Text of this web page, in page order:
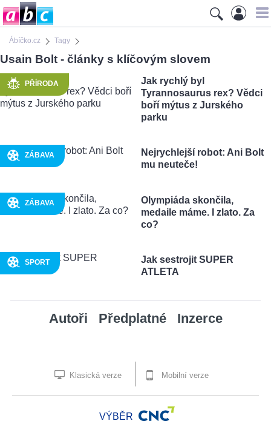
Ábíčko.cz Tagy
Usain Bolt - články s klíčovým slovem
PŘÍRODA
Jak rychlý byl
Tyrannosaurus rex? Vědci
boří mýtus z Jurského
parku
ZÁBAVA
Nejrychlejší robot: Ani Bolt
mu neuteče!
ZÁBAVA
Olympiáda skončila,
medaile máme. I zlato. Za
co?
SPORT
Jak sestrojit SUPER
ATLETA
Autoři Předplatné Inzerce
Klasická verze Mobilní verze
VÝBĚR